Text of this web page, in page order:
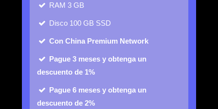
RAM 3 GB
Disco 100 GB SSD
Con China Premium Network
Pague 3 meses y obtenga un
descuento de 1%
Pague 6 meses y obtenga un
descuento de 2%